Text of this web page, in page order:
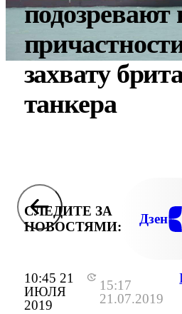
10:45 21
ИЮЛЯ
2019
15:17
21.07.2019
подозревают
захвату
танкера
СЛЕДИТЕ ЗА
НОВОСТЯМИ:
Дзен